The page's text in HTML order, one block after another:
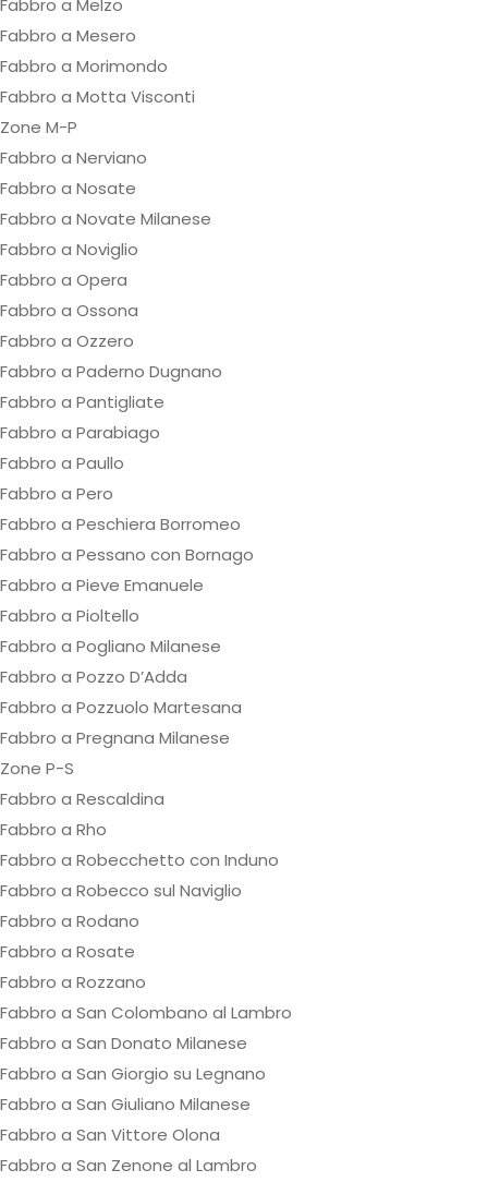
Fabbro a Melzo
Fabbro a Mesero
Fabbro a Morimondo
Fabbro a Motta Visconti
Zone M-P
Fabbro a Nerviano
Fabbro a Nosate
Fabbro a Novate Milanese
Fabbro a Noviglio
Fabbro a Opera
Fabbro a Ossona
Fabbro a Ozzero
Fabbro a Paderno Dugnano
Fabbro a Pantigliate
Fabbro a Parabiago
Fabbro a Paullo
Fabbro a Pero
Fabbro a Peschiera Borromeo
Fabbro a Pessano con Bornago
Fabbro a Pieve Emanuele
Fabbro a Pioltello
Fabbro a Pogliano Milanese
Fabbro a Pozzo D’Adda
Fabbro a Pozzuolo Martesana
Fabbro a Pregnana Milanese
Zone P-S
Fabbro a Rescaldina
Fabbro a Rho
Fabbro a Robecchetto con Induno
Fabbro a Robecco sul Naviglio
Fabbro a Rodano
Fabbro a Rosate
Fabbro a Rozzano
Fabbro a San Colombano al Lambro
Fabbro a San Donato Milanese
Fabbro a San Giorgio su Legnano
Fabbro a San Giuliano Milanese
Fabbro a San Vittore Olona
Fabbro a San Zenone al Lambro